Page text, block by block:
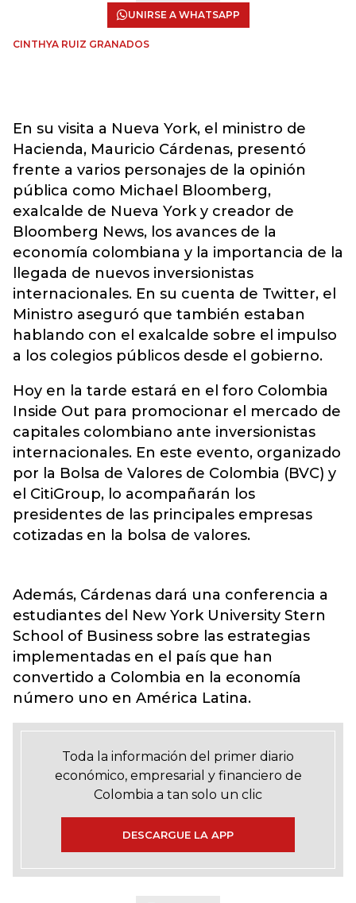
UNIRSE A WHATSAPP
CINTHYA RUIZ GRANADOS
En su visita a Nueva York, el ministro de
Hacienda, Mauricio Cárdenas, presentó
frente a varios personajes de la opinión
pública como Michael Bloomberg,
exalcalde de Nueva York y creador de
Bloomberg News, los avances de la
economía colombiana y la importancia de la
llegada de nuevos inversionistas
internacionales. En su cuenta de Twitter, el
Ministro aseguró que también estaban
hablando con el exalcalde sobre el impulso
a los colegios públicos desde el gobierno.
Hoy en la tarde estará en el foro Colombia
Inside Out para promocionar el mercado de
capitales colombiano ante inversionistas
internacionales. En este evento, organizado
por la Bolsa de Valores de Colombia (BVC) y
el CitiGroup, lo acompañarán los
presidentes de las principales empresas
cotizadas en la bolsa de valores.
Además, Cárdenas dará una conferencia a
estudiantes del New York University Stern
School of Business sobre las estrategias
implementadas en el país que han
convertido a Colombia en la economía
número uno en América Latina.
Toda la información del primer diario
económico, empresarial y financiero de
Colombia a tan solo un clic
DESCARGUE LA APP